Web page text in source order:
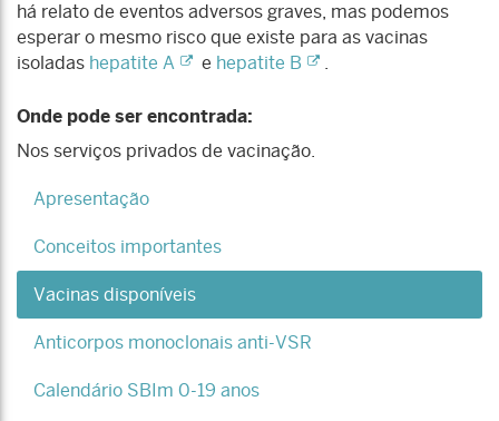
há relato de eventos adversos graves, mas podemos
esperar o mesmo risco que existe para as vacinas
isoladas hepatite A e hepatite B .
Onde pode ser encontrada:
Nos serviços privados de vacinação.
Apresentação
Conceitos importantes
Vacinas disponíveis
Anticorpos monoclonais anti-VSR
Calendário SBIm 0-19 anos